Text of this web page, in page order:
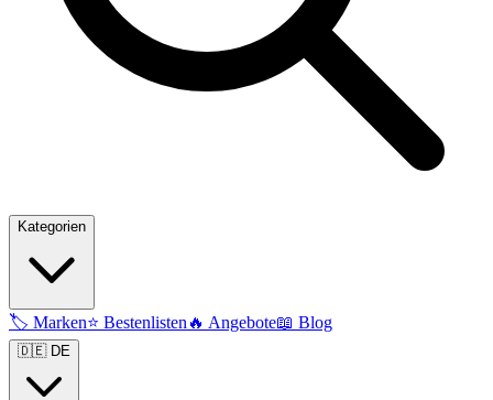
Kategorien
🏷️ Marken⭐ Bestenlisten 🔥 Angebote📖 Blog
🇩🇪 DE